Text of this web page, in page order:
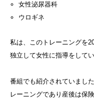
女性泌尿器科
ウロギネ
私は、このトレーニングを
独立して女性に指導をしてい
番組でも紹介されていまし
レーニングであり産後は保